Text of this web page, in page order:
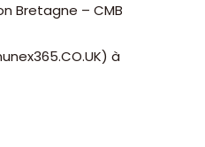
Bretagne – CMB
à